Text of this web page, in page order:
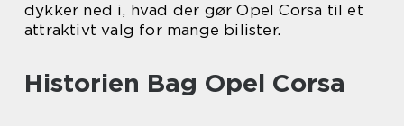
dykker ned i, hvad der gør Opel Corsa til et
attraktivt valg for mange bilister.
Historien Bag Opel Corsa